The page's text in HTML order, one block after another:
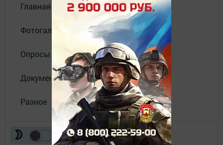
Главная
Фотогалереи
Опросы
Документы филиала
Разное